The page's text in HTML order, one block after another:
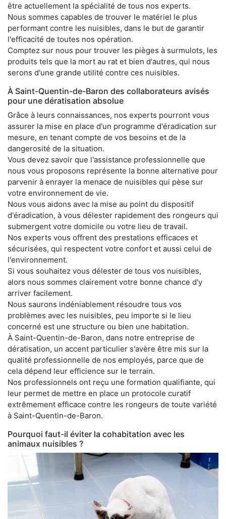
être actuellement la spécialité de tous nos experts.
Nous sommes capables de trouver le matériel le plus
performant contre les nuisibles, dans le but de garantir
l'efficacité de toutes nos opération.
Comptez sur nous pour trouver les pièges à surmulots, les
produits tels que la mort au rat et bien d'autres, qui nous
serons d'une grande utilité contre ces nuisibles.
À Saint-Quentin-de-Baron des collaborateurs avisés
pour une dératisation absolue
Grâce à leurs connaissances, nos experts pourront vous
assurer la mise en place d'un programme d'éradication sur
mesure, en tenant compte de vos besoins et de la
dangerosité de la situation.
Vous devez savoir que l'assistance professionnelle que
nous vous proposons représente la bonne alternative pour
parvenir à enrayer la menace de nuisibles qui pèse sur
votre environnement de vie.
Nous vous aidons avec la mise au point du dispositif
d'éradication, à vous délester rapidement des rongeurs qui
submergent votre domicile ou votre lieu de travail.
Nos experts vous offrent des prestations efficaces et
sécurisées, qui respectent votre confort et aussi celui de
l'environnement.
Si vous souhaitez vous délester de tous vos nuisibles,
alors nous sommes clairement votre bonne chance d'y
arriver facilement.
Nous saurons indéniablement résoudre tous vos
problèmes avec les nuisibles, peu importe si le lieu
concerné est une structure ou bien une habitation.
À Saint-Quentin-de-Baron, dans notre entreprise de
dératisation, un accent particulier s'avère être mis sur la
qualité professionnelle de nos employés, parce que de
cela dépend leur efficience sur le terrain.
Nos professionnels ont reçu une formation qualifiante, qui
leur permet de mettre en place un protocole curatif
extrêmement efficace contre les rongeurs de toute variété
à Saint-Quentin-de-Baron.
Pourquoi faut-il éviter la cohabitation avec les
animaux nuisibles ?